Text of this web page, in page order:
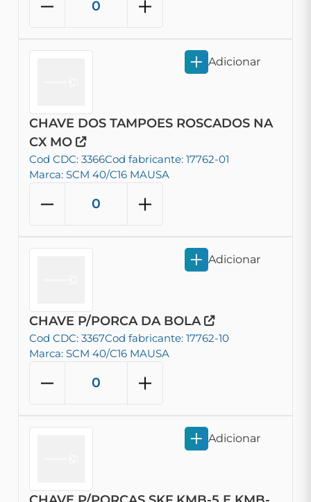
CHAVE DOS TAMPOES ROSCADOS NA
CX MO
Cod CDC: 3366Cod fabricante: 17762-01
Marca: SCM 40/C16 MAUSA
Adicionar
CHAVE P/PORCA DA BOLA
Cod CDC: 3367Cod fabricante: 17762-10
Marca: SCM 40/C16 MAUSA
Adicionar
Adicionar